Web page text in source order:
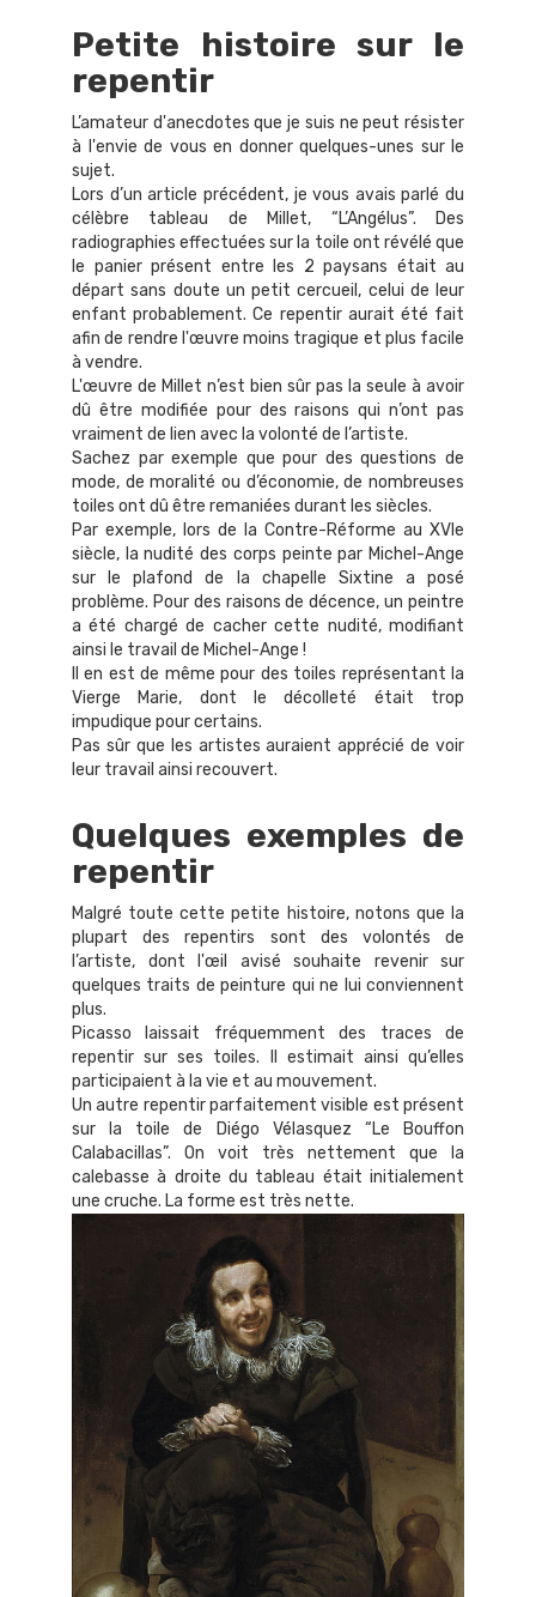
Petite histoire sur le
repentir
L’amateur d'anecdotes que je suis ne peut résister
à l'envie de vous en donner quelques-unes sur le
sujet.
Lors d’un article précédent, je vous avais parlé du
célèbre tableau de Millet, “L’Angélus”. Des
radiographies effectuées sur la toile ont révélé que
le panier présent entre les 2 paysans était au
départ sans doute un petit cercueil, celui de leur
enfant probablement. Ce repentir aurait été fait
afin de rendre l'œuvre moins tragique et plus facile
à vendre.
L'œuvre de Millet n’est bien sûr pas la seule à avoir
dû être modifiée pour des raisons qui n’ont pas
vraiment de lien avec la volonté de l’artiste.
Sachez par exemple que pour des questions de
mode, de moralité ou d’économie, de nombreuses
toiles ont dû être remaniées durant les siècles.
Par exemple, lors de la Contre-Réforme au XVIe
siècle, la nudité des corps peinte par Michel-Ange
sur le plafond de la chapelle Sixtine a posé
problème. Pour des raisons de décence, un peintre
a été chargé de cacher cette nudité, modifiant
ainsi le travail de Michel-Ange !
Il en est de même pour des toiles représentant la
Vierge Marie, dont le décolleté était trop
impudique pour certains.
Pas sûr que les artistes auraient apprécié de voir
leur travail ainsi recouvert.
Quelques exemples de
repentir
Malgré toute cette petite histoire, notons que la
plupart des repentirs sont des volontés de
l’artiste, dont l'œil avisé souhaite revenir sur
quelques traits de peinture qui ne lui conviennent
plus.
Picasso laissait fréquemment des traces de
repentir sur ses toiles. Il estimait ainsi qu’elles
participaient à la vie et au mouvement.
Un autre repentir parfaitement visible est présent
sur la toile de Diégo Vélasquez “Le Bouffon
Calabacillas”. On voit très nettement que la
calebasse à droite du tableau était initialement
une cruche. La forme est très nette.